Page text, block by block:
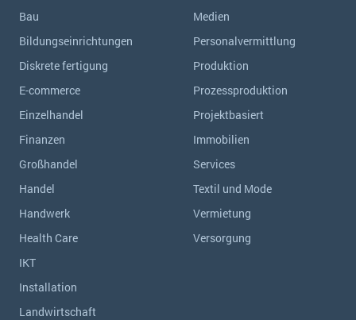
Bau
Bildungseinrichtungen
Diskrete fertigung
E-commerce
Einzelhandel
Finanzen
Großhandel
Handel
Handwerk
Health Care
IKT
Installation
Landwirtschaft
Medien
Personalvermittlung
Produktion
Prozessproduktion
Projektbasiert
Immobilien
Services
Textil und Mode
Vermietung
Versorgung